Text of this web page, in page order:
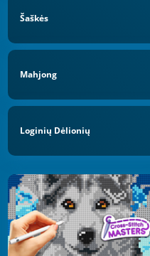
Šaškės
Mahjong
Loginių Dėlionių